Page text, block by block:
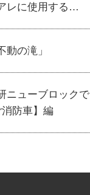
レに使用する…
の滝」
ニューブロックで
防車】編